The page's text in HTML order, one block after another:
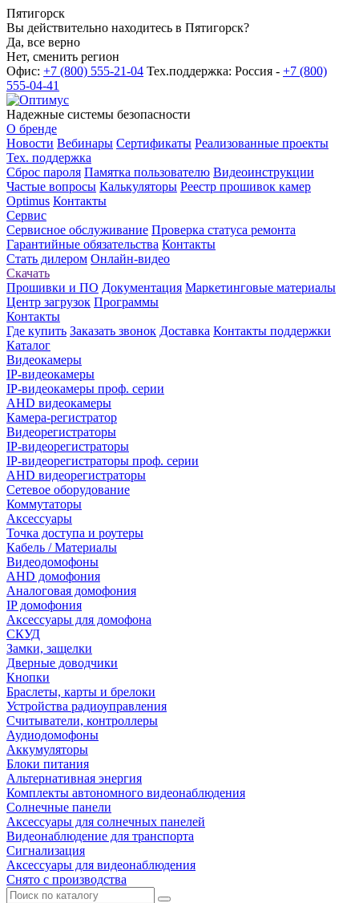
Пятигорск
Вы действительно находитесь в Пятигорск?
Да, все верно
Нет, сменить регион
Офис: +7 (800) 555-21-04 Тех.поддержка: Россия - +7 (800)
555-04-41
Надежные системы безопасности
О бренде
Новости Вебинары Сертификаты Реализованные проекты
Тех. поддержка
Сброс пароля Памятка пользователю Видеоинструкции
Частые вопросы Калькуляторы Реестр прошивок камер
Optimus Контакты
Сервис
Сервисное обслуживание Проверка статуса ремонта
Гарантийные обязательства Контакты
Стать дилером Онлайн-видео
Скачать
Прошивки и ПО Документация Маркетинговые материалы
Центр загрузок Программы
Контакты
Где купить Заказать звонок Доставка Контакты поддержки
Каталог
Видеокамеры
IP-видеокамеры
IP-видеокамеры проф. серии
AHD видеокамеры
Камера-регистратор
Видеорегистраторы
IP-видеорегистраторы
IP-видеорегистраторы проф. серии
AHD видеорегистраторы
Сетевое оборудование
Коммутаторы
Аксессуары
Точка доступа и роутеры
Кабель / Материалы
Видеодомофоны
AHD домофония
Аналоговая домофония
IP домофония
Аксессуары для домофона
СКУД
Замки, защелки
Дверные доводчики
Кнопки
Браслеты, карты и брелоки
Устройства радиоуправления
Считыватели, контроллеры
Аудиодомофоны
Аккумуляторы
Блоки питания
Альтернативная энергия
Комплекты автономного видеонаблюдения
Солнечные панели
Аксессуары для солнечных панелей
Видеонаблюдение для транспорта
Сигнализация
Аксессуары для видеонаблюдения
Снято с производства